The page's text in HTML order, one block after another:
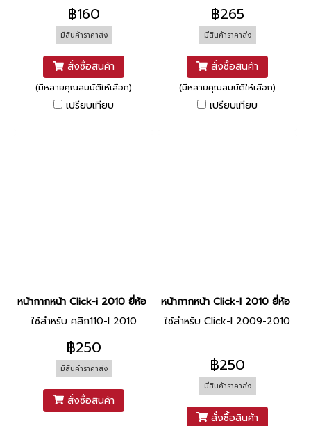
คาร์บูฯ / Click-i
฿160
มีสินค้าราคาส่ง
สั่งซื้อสินค้า
(มีหลายคุณสมบัติให้เลือก)
เปรียบเทียบ
4 สี แดงบรอนซ์ / น้ำเงิน / ขาว
/ ขาวมุก
฿265
มีสินค้าราคาส่ง
สั่งซื้อสินค้า
(มีหลายคุณสมบัติให้เลือก)
เปรียบเทียบ
หน้ากากหน้า Click-i 2010 ยี่ห้อ Manoo [NHA35M ดำ]
ใช้สำหรับ คลิก110-I 2010
฿250
มีสินค้าราคาส่ง
สั่งซื้อสินค้า
หน้ากากหน้า Click-I 2010 ยี่ห้อ
ใช้สำหรับ Click-I 2009-2010
฿250
มีสินค้าราคาส่ง
สั่งซื้อสินค้า